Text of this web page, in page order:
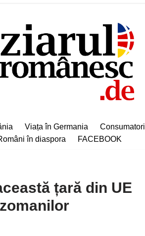
Viața în Germania Consumatori
în diaspora FACEBOOK
țară din UE